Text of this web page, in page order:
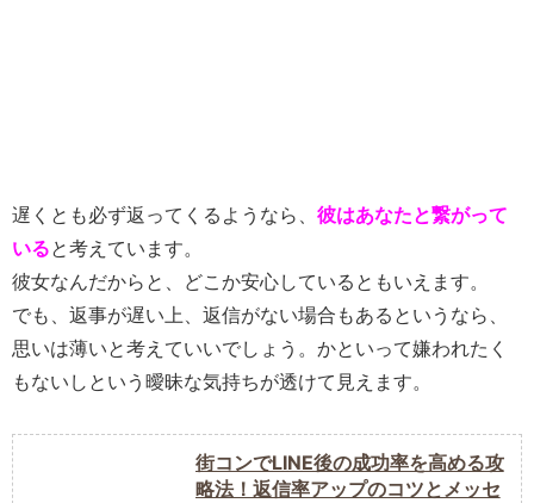
遅くとも必ず返ってくるようなら、 彼はあなたと繋がって
いると考えています。
彼女なんだからと、どこか安心しているともいえます。
でも、返事が遅い上、返信がない場合もあるというなら、
思いは薄いと考えていいでしょう。かといって嫌われたく
もないしという曖昧な気持ちが透けて見えます。
街コンでLINE後の成功率を高める攻
略法！返信率アップのコツとメッセ